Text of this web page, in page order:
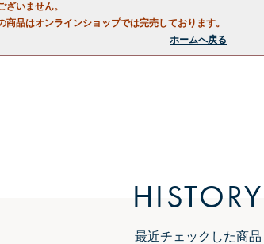
ざいません。
商品はオンラインショップでは完売しております。
ホームへ戻る
HISTORY
最近チェックした商品